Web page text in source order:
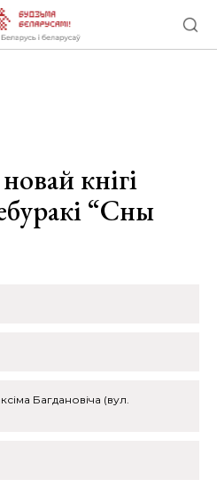
кнігі
“Сны
Багдановіча (вул.